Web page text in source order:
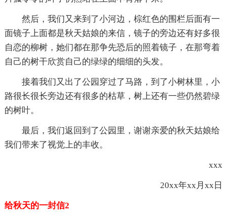
然后，我们又来到了小河边，棕红色的围栏后面有一
面镜子上面都是秋天姑娘的来信，镜子的旁边还有好多很
自恋的柳树，她们都在那争先恐后的照着镜子，在那弯着
自己的树干欣赏自己的绿绿的细细的头发。
接着我们又出了公园穿过了马路，到了小树林里，小
路很长很长旁边还有很多的枯草，树上还有一些仍然碧绿
的树叶。
最后，我们返回到了公园里，谢谢亲爱的秋天姑娘给
我们带来了视觉上的丰收。
xxx
20xx年xx月xx日
给秋天的一封信2